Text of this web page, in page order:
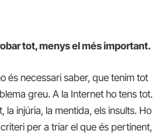
tot, menys el més important.
és necessari saber, que tenim tot
greu. A la Internet ho tens tot.
la injúria, la mentida, els insults. Ho
per a triar el que és pertinent,